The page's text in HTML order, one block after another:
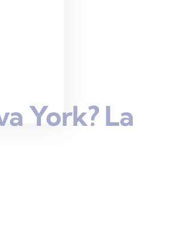
York? La